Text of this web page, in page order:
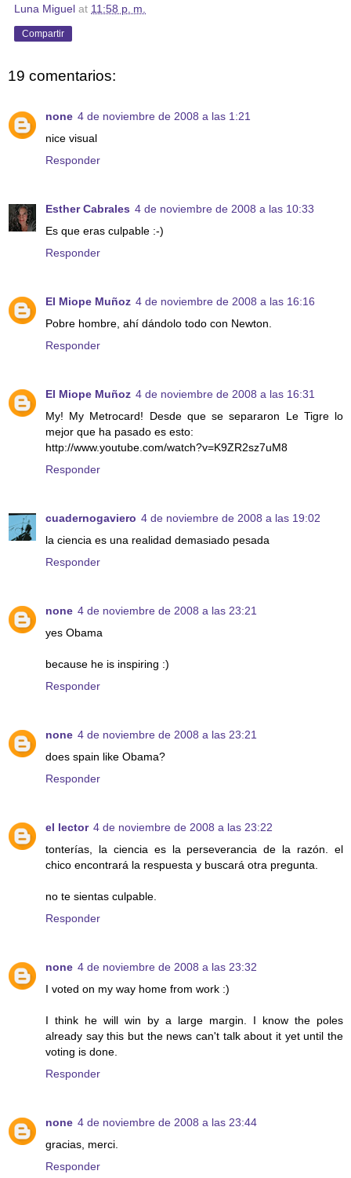
Luna Miguel at 11:58 p. m.
Compartir
19 comentarios:
none 4 de noviembre de 2008 a las 1:21
nice visual
Responder
Esther Cabrales 4 de noviembre de 2008 a las 10:33
Es que eras culpable :-)
Responder
El Miope Muñoz 4 de noviembre de 2008 a las 16:16
Pobre hombre, ahí dándolo todo con Newton.
Responder
El Miope Muñoz 4 de noviembre de 2008 a las 16:31
My! My Metrocard! Desde que se separaron Le Tigre lo
mejor que ha pasado es esto:
http://www.youtube.com/watch?v=K9ZR2sz7uM8
Responder
cuadernogaviero 4 de noviembre de 2008 a las 19:02
la ciencia es una realidad demasiado pesada
Responder
none 4 de noviembre de 2008 a las 23:21
yes Obama
because he is inspiring :)
Responder
none 4 de noviembre de 2008 a las 23:21
does spain like Obama?
Responder
el lector 4 de noviembre de 2008 a las 23:22
tonterías, la ciencia es la perseverancia de la razón. el
chico encontrará la respuesta y buscará otra pregunta.
no te sientas culpable.
Responder
none 4 de noviembre de 2008 a las 23:32
I voted on my way home from work :)
I think he will win by a large margin. I know the poles
already say this but the news can't talk about it yet until the
voting is done.
Responder
none 4 de noviembre de 2008 a las 23:44
gracias, merci.
Responder